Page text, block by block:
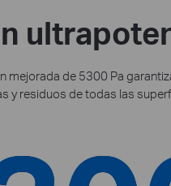
mejorada de 5300 Pa
y residuos de todas las